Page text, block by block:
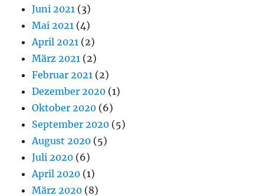
Juni 2021 (3)
Mai 2021 (4)
April 2021 (2)
März 2021 (2)
Februar 2021 (2)
Dezember 2020 (1)
Oktober 2020 (6)
September 2020 (5)
August 2020 (5)
Juli 2020 (6)
April 2020 (1)
März 2020 (8)